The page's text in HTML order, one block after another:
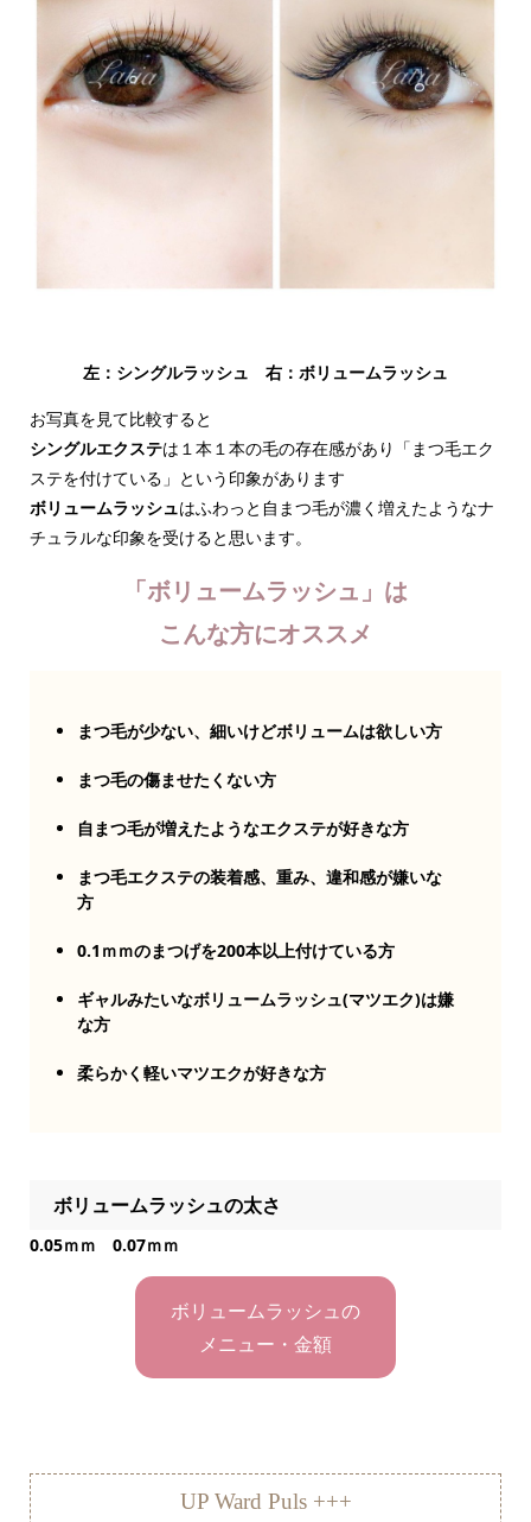
左：シングルラッシュ 右：ボリュームラッシュ
お写真を見て比較すると
シングルエクステは１本１本の毛の存在感があり「まつ毛エク
ステを付けている」という印象があります
ボリュームラッシュはふわっと自まつ毛が濃く増えたようなナ
チュラルな印象を受けると思います。
「ボリュームラッシュ」は
こんな方にオススメ
まつ毛が少ない、細いけどボリュームは欲しい方
まつ毛の傷ませたくない方
自まつ毛が増えたようなエクステが好きな方
まつ毛エクステの装着感、重み、違和感が嫌いな
方
0.1ｍｍのまつげを200本以上付けている方
ギャルみたいなボリュームラッシュ(マツエク)は嫌
な方
柔らかく軽いマツエクが好きな方
ボリュームラッシュの太さ
0.05ｍｍ 0.07ｍｍ
ボリュームラッシュの
メニュー・金額
UP Ward Puls +++